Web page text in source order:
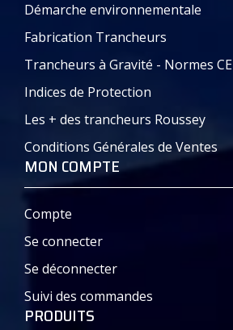
Démarche environnementale
Fabrication Trancheurs
Trancheurs à Gravité - Normes CE
Indices de Protection
Les + des trancheurs Roussey
Conditions Générales de Ventes
MON COMPTE
Compte
Se connecter
Se déconnecter
Suivi des commandes
PRODUITS